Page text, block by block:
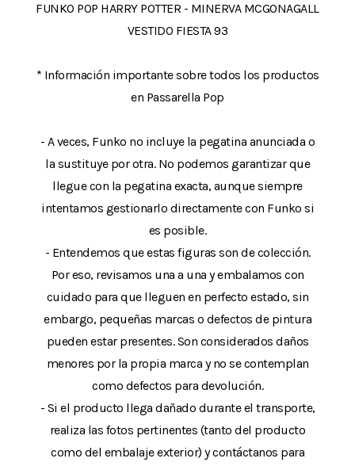
FUNKO POP HARRY POTTER - MINERVA MCGONAGALL
VESTIDO FIESTA 93
* Información importante sobre todos los productos
en Passarella Pop
- A veces, Funko no incluye la pegatina anunciada o
la sustituye por otra. No podemos garantizar que
llegue con la pegatina exacta, aunque siempre
intentamos gestionarlo directamente con Funko si
es posible.
- Entendemos que estas figuras son de colección.
Por eso, revisamos una a una y embalamos con
cuidado para que lleguen en perfecto estado, sin
embargo, pequeñas marcas o defectos de pintura
pueden estar presentes. Son considerados daños
menores por la propia marca y no se contemplan
como defectos para devolución.
- Si el producto llega dañado durante el transporte,
realiza las fotos pertinentes (tanto del producto
como del embalaje exterior) y contáctanos para